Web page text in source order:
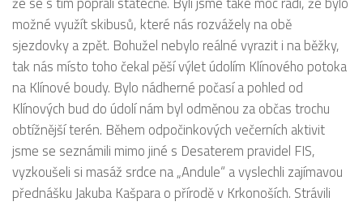
možné využít skibusů, které nás rozvážely na obě
sjezdovky a zpět. Bohužel nebylo reálné vyrazit i na běžky,
tak nás místo toho čekal pěší výlet údolím Klínového potoka
na Klínové boudy. Bylo nádherné počasí a pohled od
Klínových bud do údolí nám byl odměnou za občas trochu
obtížnější terén. Během odpočinkových večerních aktivit
jsme se seznámili mimo jiné s Desaterem pravidel FIS,
vyzkoušeli si masáž srdce na „Andule“ a vyslechli zajímavou
přednášku Jakuba Kašpara o přírodě v Krkonoších. Strávili